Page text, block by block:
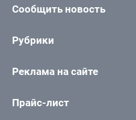
Сообщить новость
Рубрики
Реклама на сайте
Прайс-лист